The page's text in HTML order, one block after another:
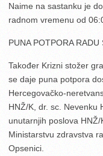
Naime na sastanku je
radnom vremenu od
PUNA POTPORA
Također Krizni stožer
se daje puna potpora
Hercegovačko-
HNŽ/K, dr. sc. Nevenku
unutarnjih poslova
Ministarstvu zdravstva
Opsenici.